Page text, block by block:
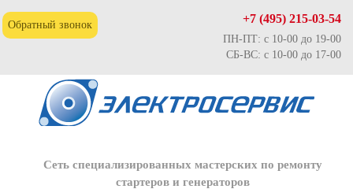
Обратный звонок +7 (495) 215-03-54
ПН-ПТ: с 10-00 до 19-00
СБ-ВС: с 10-00 до 17-00
Сеть специализированных мастерских по ремонту
стартеров и генераторов